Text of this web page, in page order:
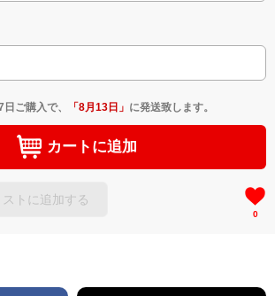
日 ご購入で、 「8月13日 」 に発送致します。
カートに追加
トに追加する
0